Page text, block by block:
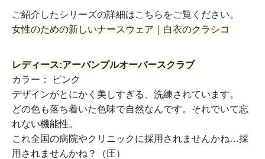
ご紹介したシリーズの詳細はこちらをご覧ください。
女性のための新しいナースウェア｜白衣のクラシコ
レディース:アーバンプルオーバースクラブ
カラー： ピンク
デザインがとにかく美しすぎる、洗練されています。
どの色も落ち着いた色味で自然なんです。それでいて忘
れない機能性。
これ全国の病院やクリニックに採用されませんかね…採
用されませんかね？（圧）